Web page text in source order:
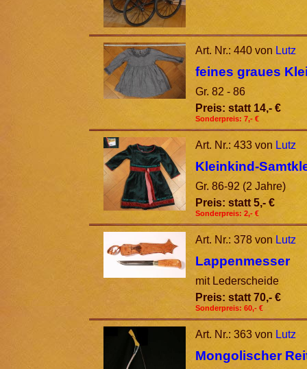
Art. Nr.: 440 von Lutz
feines graues
Gr. 82 - 86
Preis: statt 14,- €
Sonderpreis: 7,- €
Art. Nr.: 433 von Lutz
Kleinkind-
Gr. 86-92 (2 Jahre)
Preis: statt 5,- €
Sonderpreis: 2,- €
Art. Nr.: 378 von Lutz
Lappenmesser
mit Lederscheide
Preis: statt 70,- €
Sonderpreis: 60,- €
Art. Nr.: 363 von Lutz
Mongolischer